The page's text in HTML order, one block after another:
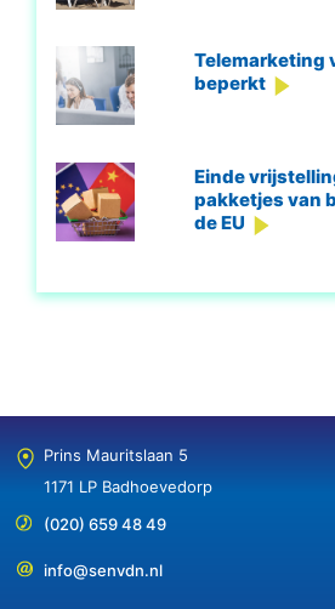
Telemarketing
beperkt
Einde
pakketjes van
de EU
Prins Mauritslaan 5
1171 LP Badhoevedorp
(020) 659 48 49
info@senvdn.nl